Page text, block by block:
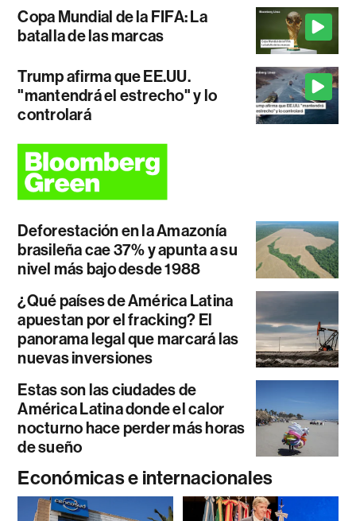
Copa Mundial de la FIFA: La
batalla de las marcas
Trump afirma que EE.UU.
"mantendrá el estrecho" y lo
controlará
Deforestación en la Amazonía
brasileña cae 37% y apunta a su
nivel más bajo desde 1988
¿Qué países de América Latina
apuestan por el fracking? El
panorama legal que marcará las
nuevas inversiones
Estas son las ciudades de
América Latina donde el calor
nocturno hace perder más horas
de sueño
Económicas e internacionales